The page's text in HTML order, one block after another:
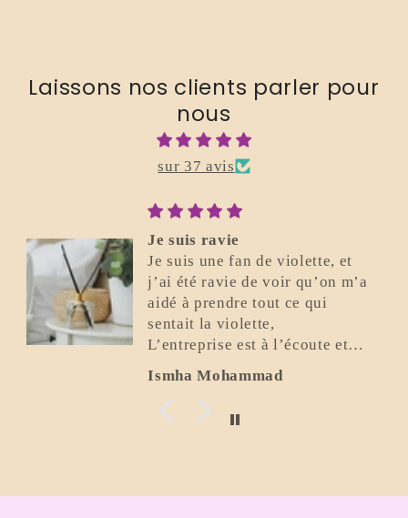
Laissons nos clients parler pour
nous
sur 37 avis
Parfait
Excellent. Je recommande.
Flavio Bonomo